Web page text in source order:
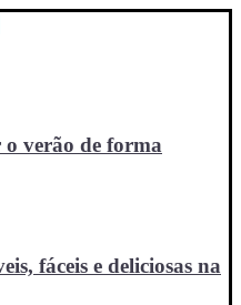
verão de forma
fáceis e deliciosas na